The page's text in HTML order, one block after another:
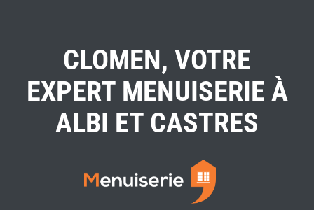
CLOMEN, VOTRE
EXPERT MENUISERIE À
ALBI ET CASTRES